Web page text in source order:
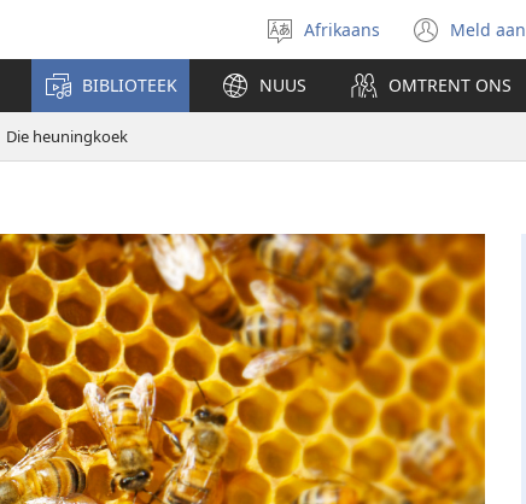
Kies
taal
Afrikaans Meld aan
(maak
nuwe
venster
oop)
BIBLIOTEEK NUUS OMTRENT ONS
Die heuningkoek